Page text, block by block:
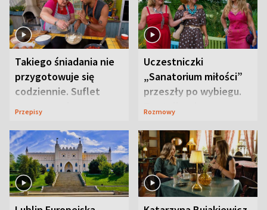
Takiego śniadania nie
przygotowuje się
codziennie. Suflet
serowy zachwyca
Przepisy
Uczestniczki
„Sanatorium miłości”
przeszły po wybiegu.
Te stylizacje
Rozmowy